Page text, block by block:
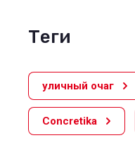
теги
уличный очаг
Concretika